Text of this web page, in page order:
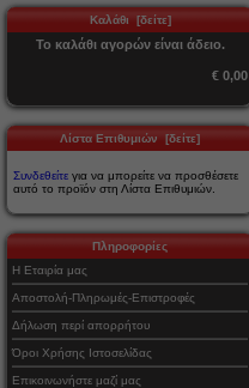
Καλάθι [δείτε]
Το καλάθι αγορών είναι άδειο.
€ 0,00
Λίστα Επιθυμιών [δείτε]
Συνδεθείτε για να μπορείτε να προσθέσετε
αυτό το προϊόν στη Λίστα Επιθυμιών.
Πληροφορίες
Η Εταιρία μας
Αποστολή-Πληρωμές-Επιστροφές
Δήλωση περί απορρήτου
Όροι Χρήσης Ιστοσελίδας
Επικοινωνήστε μαζί μας